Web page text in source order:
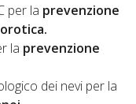
per la prevenzione
la prevenzione
dei nevi per la